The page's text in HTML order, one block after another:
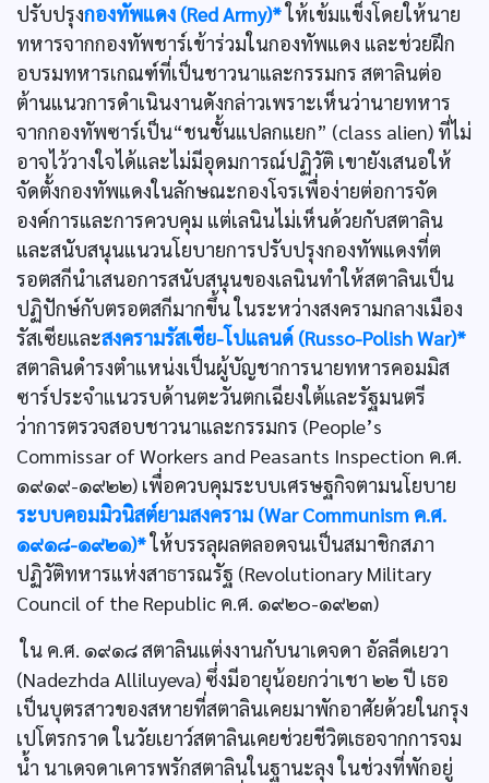
ปรับปรุงกองทัพแดง (Red Army)*ให้เข้มแข็งโดยให้นาย
ทหารจากกองทัพชาร์เข้าร่วมในกองทัพแดง และช่วยฝึก
อบรมทหารเกณฑ์ที่เป็นชาวนาและกรรมกร สตาลินต่อ
ต้านแนวการดำเนินงานดังกล่าวเพราะเห็นว่านายทหาร
จากกองทัพซาร์เป็น“ชนชั้นแปลกแยก” (class alien) ที่ไม่
อาจไว้วางใจได้และไม่มีอุดมการณ์ปฏิวัติ เขายังเสนอให้
จัดตั้งกองทัพแดงในลักษณะกองโจรเพื่อง่ายต่อการจัด
องค์การและการควบคุม แต่เลนินไม่เห็นด้วยกับสตาลิน
และสนับสนุนแนวนโยบายการปรับปรุงกองทัพแดงที่ต
รอตสกีนำเสนอการสนับสนุนของเลนินทำให้สตาลินเป็น
ปฏิปักษ์กับตรอตสกีมากขึ้น ในระหว่างสงครามกลางเมือง
รัสเซียและสงครามรัสเซีย-โปแลนด์ (Russo-Polish War)*
สตาลินดำรงตำแหน่งเป็นผู้บัญชาการนายทหารคอมมิส
ซาร์ประจำแนวรบด้านตะวันตกเฉียงใต้และรัฐมนตรี
ว่าการตรวจสอบชาวนาและกรรมกร (People’s
Commissar of Workers and Peasants Inspection ค.ศ.
๑๙๑๙-๑๙๒๒) เพื่อควบคุมระบบเศรษฐกิจตามนโยบาย
ระบบคอมมิวนิสต์ยามสงคราม (War Communism ค.ศ.
๑๙๑๘-๑๙๒๑)*ให้บรรลุผลตลอดจนเป็นสมาชิกสภา
ปฏิวัติทหารแห่งสาธารณรัฐ (Revolutionary Military
Council of the Republic ค.ศ. ๑๙๒๐-๑๙๒๓)
ใน ค.ศ. ๑๙๑๘ สตาลินแต่งงานกับนาเดจดา อัลลีดเยวา
(Nadezhda Alliluyeva) ซึ่งมีอายุน้อยกว่าเชา ๒๒ ปี เธอ
เป็นบุตรสาวของสหายที่สตาลินเคยมาพักอาศัยด้วยในกรุง
เปโตรกราด ในวัยเยาว์สตาลินเคยช่วยชีวิตเธอจากการจม
น้ำ นาเดจดาเคารพรักสตาลินในฐานะลุง ในช่วงที่พักอยู่